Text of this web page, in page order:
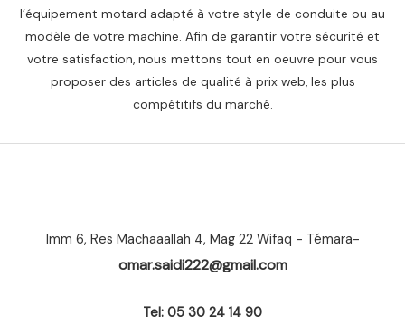
l’équipement motard adapté à votre style de conduite ou au
modèle de votre machine. Afin de garantir votre sécurité et
votre satisfaction, nous mettons tout en oeuvre pour vous
proposer des articles de qualité à prix web, les plus
compétitifs du marché.
Imm 6, Res Machaaallah 4, Mag 22 Wifaq - Témara-
omar.saidi222@gmail.com
Tel: 05 30 24 14 90